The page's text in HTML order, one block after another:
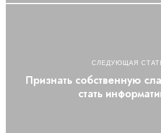
СЛЕДУЮЩАЯ
Признать собственную
стать